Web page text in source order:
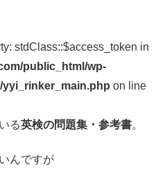
stdClass::$access_token in
public_html/wp-
on line
る英検の問題集・参考書。
んですが